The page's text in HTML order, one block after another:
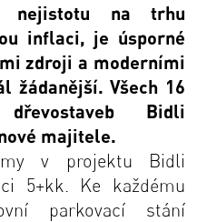
nejistotu na trhu
inflaci, je úsporné
zdroji a moderními
žádanější. Všech 16
dřevostaveb Bidli
majitele.
v projektu Bidli
5+kk. Ke každému
parkovací stání